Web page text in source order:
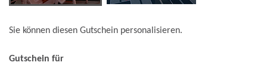
Sie können diesen Gutschein personalisieren.
Gutschein für